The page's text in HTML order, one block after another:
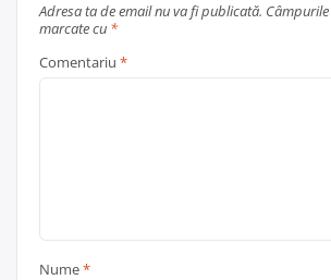
Adresa ta de email nu va fi publicată.
marcate cu *
Comentariu *
Nume*